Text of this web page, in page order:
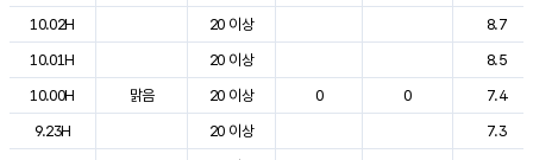
10.02H
20 이상
8.7
10.01H
20 이상
8.5
10.00H
맑음 20 이상 0 0
7.4
9.23H
20 이상
7.3